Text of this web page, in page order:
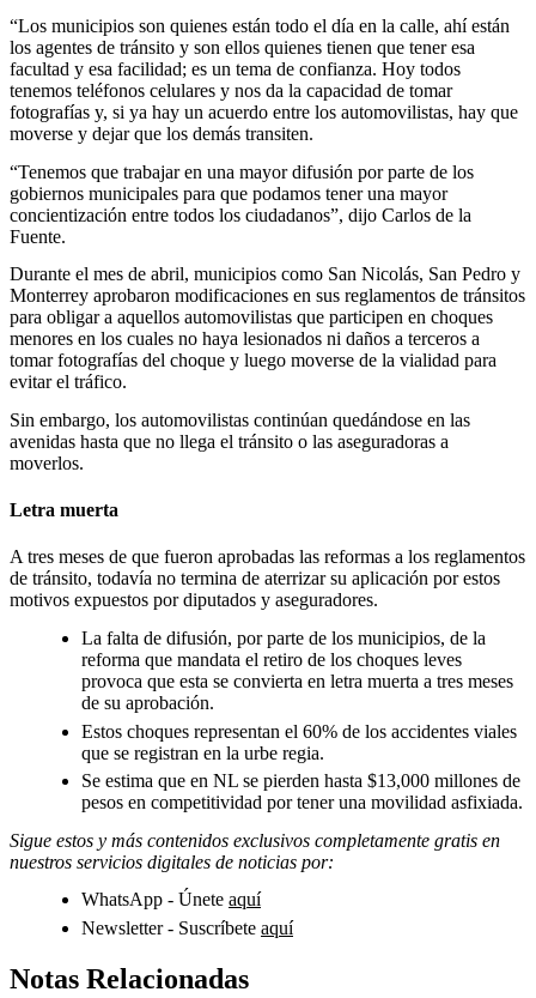
“Los municipios son quienes están todo el día en la calle, ahí están
los agentes de tránsito y son ellos quienes tienen que tener esa
facultad y esa facilidad; es un tema de confianza. Hoy todos
tenemos teléfonos celulares y nos da la capacidad de tomar
fotografías y, si ya hay un acuerdo entre los automovilistas, hay que
moverse y dejar que los demás transiten.
“Tenemos que trabajar en una mayor difusión por parte de los
gobiernos municipales para que podamos tener una mayor
concientización entre todos los ciudadanos”, dijo Carlos de la
Fuente.
Durante el mes de abril, municipios como San Nicolás, San Pedro y
Monterrey aprobaron modificaciones en sus reglamentos de tránsitos
para obligar a aquellos automovilistas que participen en choques
menores en los cuales no haya lesionados ni daños a terceros a
tomar fotografías del choque y luego moverse de la vialidad para
evitar el tráfico.
Sin embargo, los automovilistas continúan quedándose en las
avenidas hasta que no llega el tránsito o las aseguradoras a
moverlos.
Letra muerta
A tres meses de que fueron aprobadas las reformas a los reglamentos
de tránsito, todavía no termina de aterrizar su aplicación por estos
motivos expuestos por diputados y aseguradores.
La falta de difusión, por parte de los municipios, de la
reforma que mandata el retiro de los choques leves
provoca que esta se convierta en letra muerta a tres meses
de su aprobación.
Estos choques representan el 60% de los accidentes viales
que se registran en la urbe regia.
Se estima que en NL se pierden hasta $13,000 millones de
pesos en competitividad por tener una movilidad asfixiada.
Sigue estos y más contenidos exclusivos completamente gratis en
nuestros servicios digitales de noticias por:
WhatsApp - Únete aquí
Newsletter - Suscríbete aquí
Notas Relacionadas